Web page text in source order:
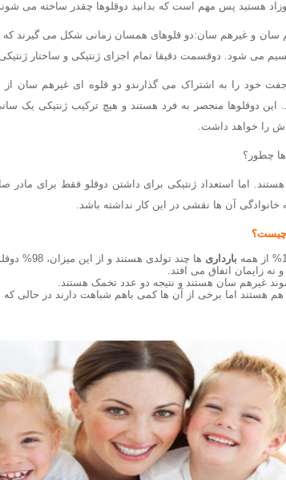
هستید پس مهم است که بدانید دوقلوها چقدر ساخته می
هم سان و غیرهم سان:دو قلوهای همسان زمانی شکل می گیرند
می شود. دوقسمت دقیقا تمام اجزای ژنتیکی و ساختار
خود را به اشتراک می گذارندو دو قلوه ای غیرهم سان از
دوقلوها منحصر به فرد هستند و هیچ ترکیب ژنتیکی یک
را خواهد داشت.
ها چطور؟
هستند. اما استعداد ژنتیکی برای داشتن دوقلو فقط برای
آن ها نقشی در این کار نداشته باشد.
چیست؟
بارداری ها چند تولدی هستند و از این میزان، 98% دوقلو هستند.
نه زایمان اتفاق می افتد.
غیرهم سان هستند و نتیجه دو عدد تخمک هستند.
هم هستند اما برخی از آن ها کمی باهم شباهت دارند در حالی